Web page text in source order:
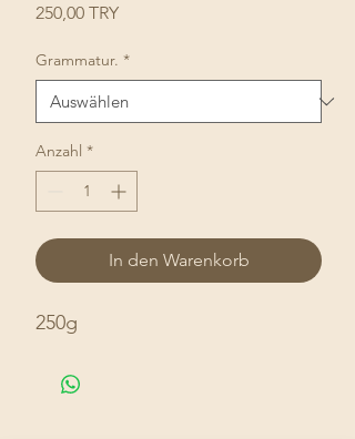
250,00 TRYPreis
Grammatur. *
Anzahl *
In den Warenkorb
250g